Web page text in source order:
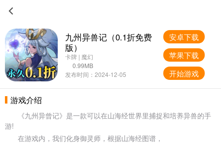
九州异兽记（0.1折免费
版）
卡牌 | 魔幻
0.99MB
发布时间：2024-12-05
安卓下载
苹果下载
开始游戏
游戏介绍
《九州异曾记》是一款可以在山海经世界里捕捉和培养异兽的手
游!
在游戏内，我们化身御灵师，根据山海经图谱，